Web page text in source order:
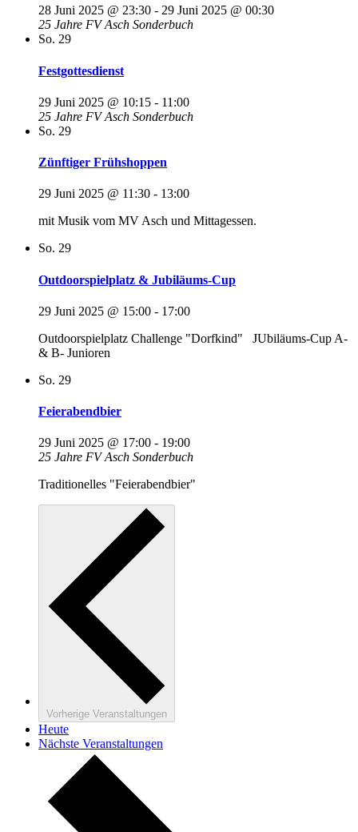
28 Juni 2025 @ 23:30 - 29 Juni 2025 @ 00:30
25 Jahre FV Asch Sonderbuch
So. 29
Festgottesdienst
29 Juni 2025 @ 10:15 - 11:00
25 Jahre FV Asch Sonderbuch
So. 29
Zünftiger Frühshoppen
29 Juni 2025 @ 11:30 - 13:00
mit Musik vom MV Asch und Mittagessen.
So. 29
Outdoorspielplatz & Jubiläums-Cup
29 Juni 2025 @ 15:00 - 17:00
Outdoorspielplatz Challenge "Dorfkind" JUbiläums-Cup A-
& B- Junioren
So. 29
Feierabendbier
29 Juni 2025 @ 17:00 - 19:00
25 Jahre FV Asch Sonderbuch
Traditionelles "Feierabendbier"
Vorherige Veranstaltungen
Heute
Nächste Veranstaltungen